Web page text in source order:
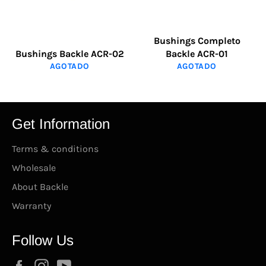
Bushings Backle ACR-02
AGOTADO
Bushings Completo
Backle ACR-01
AGOTADO
Get Information
Terms & conditions
Wholesale
About Backle
Warranty
Follow Us